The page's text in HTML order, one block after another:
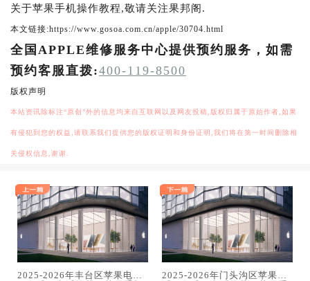
关于苹果手机操作教程,敬请关注果邦阁.
本文链接:https://www.gosoa.com.cn/apple/30704.html
全国APPLE维修服务中心提供预约服务，如需
预约客服直拨:400-119-8500
版权声明
本站资讯除标注“原创”外的信息均来自互联网以及网友投稿,版权归属于原始作者,如果
有侵犯到您的权益,请联系我们提供您的版权证明和身份证明,我们将在第一时间删除相
关侵权信息,谢谢.
2025-2026年丰台区苹果电话
2025-2026年门头沟区苹果电